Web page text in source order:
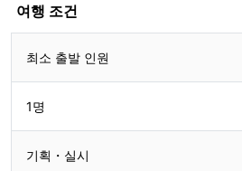
여행 조건
최소 출발 인원
1명
기획・실시